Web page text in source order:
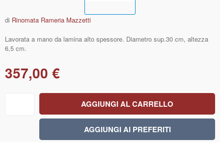
di Rinomata Rameria Mazzetti
Lavorata a mano da lamina alto spessore. Diametro sup.30 cm, altezza
6,5 cm.
357,00 €